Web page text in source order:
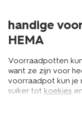
handige
HEMA
Voorraadpotten
want ze zijn voor
voorraadpot kun je
suiker tot koekjes
voor ieder product.